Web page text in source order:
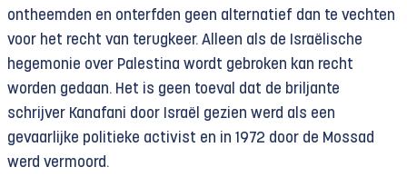
ontheemden en onterfden geen alternatief dan te vechten
voor het recht van terugkeer. Alleen als de Israëlische
hegemonie over Palestina wordt gebroken kan recht
worden gedaan. Het is geen toeval dat de briljante
schrijver Kanafani door Israël gezien werd als een
gevaarlijke politieke activist en in 1972 door de Mossad
werd vermoord.